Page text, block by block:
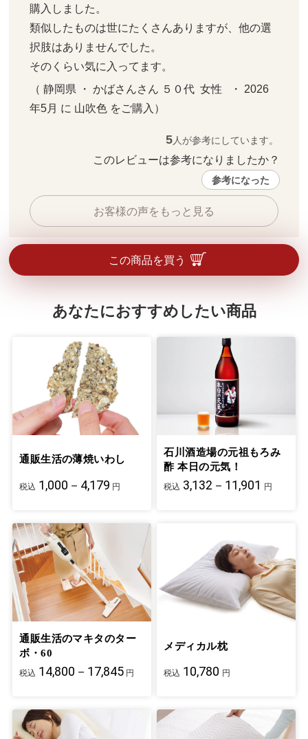
購入しました。
類似したものは世にたくさんありますが、他の選
択肢はありませんでした。
そのくらい気に入ってます。
（ 静岡県 ・ かばさんさん ５０代  女性   ・ 2026
年5月 に 山吹色 をご購入）
5人が参考にしています。
このレビューは参考になりましたか？
参考になった
お客様の声をもっと見る
この商品を買う
あなたにおすすめしたい商品
通販生活の薄焼いわし
税込 1,000－4,179 円
石川酒造場の元祖もろみ
酢 本日の元気！
税込 3,132－11,901 円
通販生活のマキタのター
ボ・60
税込 14,800－17,845 円
メディカル枕
税込 10,780 円